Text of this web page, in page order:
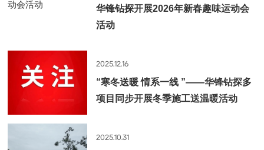
华锋钻探开展2026年新春趣味运动会
活动
2025.12.16
“寒冬送暖 情系一线 ”——华锋钻探多
项目同步开展冬季施工送温暖活动
2025.10.31